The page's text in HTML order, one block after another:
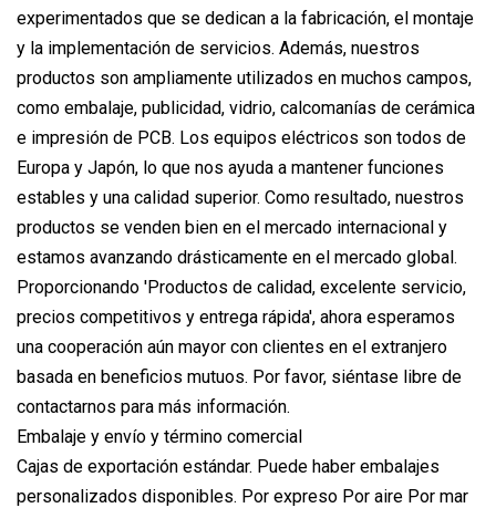
experimentados que se dedican a la fabricación, el montaje
y la implementación de servicios. Además, nuestros
productos son ampliamente utilizados en muchos campos,
como embalaje, publicidad, vidrio, calcomanías de cerámica
e impresión de PCB. Los equipos eléctricos son todos de
Europa y Japón, lo que nos ayuda a mantener funciones
estables y una calidad superior. Como resultado, nuestros
productos se venden bien en el mercado internacional y
estamos avanzando drásticamente en el mercado global.
Proporcionando 'Productos de calidad, excelente servicio,
precios competitivos y entrega rápida', ahora esperamos
una cooperación aún mayor con clientes en el extranjero
basada en beneficios mutuos. Por favor, siéntase libre de
contactarnos para más información.
Embalaje y envío y término comercial
Cajas de exportación estándar. Puede haber embalajes
personalizados disponibles. Por expreso Por aire Por mar